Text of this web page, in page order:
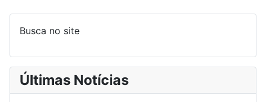
Busca no site
Últimas Notícias